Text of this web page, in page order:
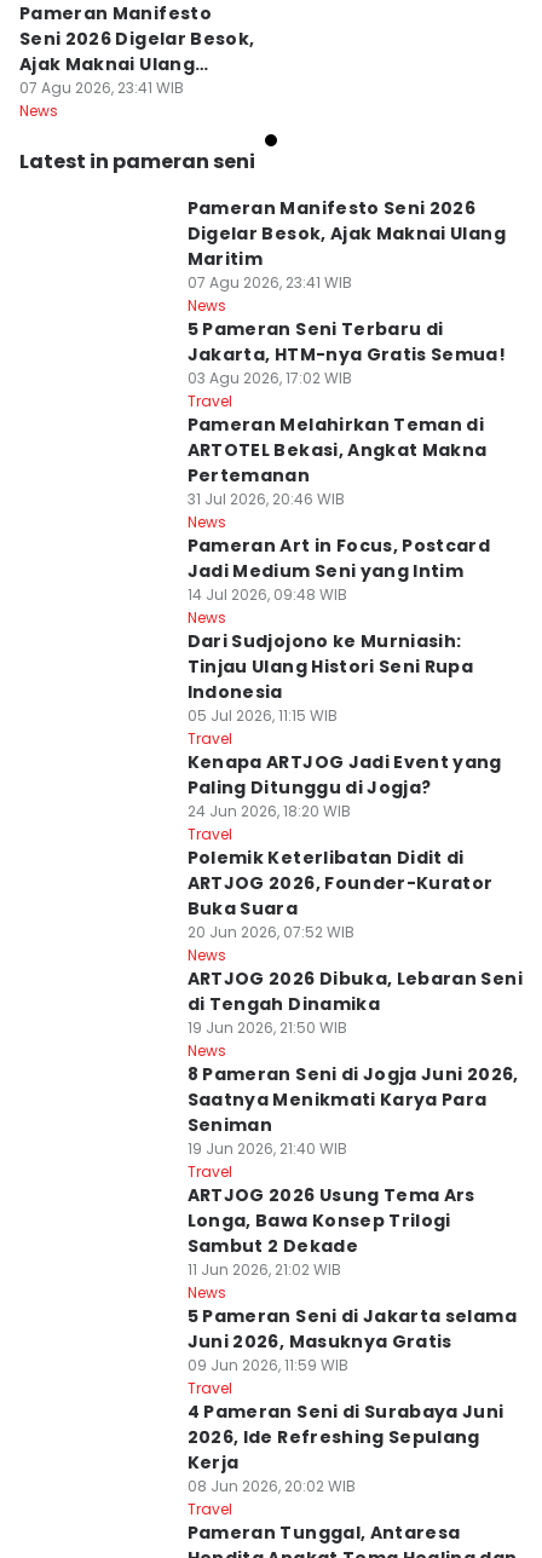
Pameran Manifesto
Seni 2026 Digelar Besok,
Ajak Maknai Ulang
Maritim
07 Agu 2026, 23:41 WIB
News
Latest in pameran seni
Pameran Manifesto Seni 2026
Digelar Besok, Ajak Maknai Ulang
Maritim
07 Agu 2026, 23:41 WIB
News
5 Pameran Seni Terbaru di
Jakarta, HTM-nya Gratis Semua!
03 Agu 2026, 17:02 WIB
Travel
Pameran Melahirkan Teman di
ARTOTEL Bekasi, Angkat Makna
Pertemanan
31 Jul 2026, 20:46 WIB
News
Pameran Art in Focus, Postcard
Jadi Medium Seni yang Intim
14 Jul 2026, 09:48 WIB
News
Dari Sudjojono ke Murniasih:
Tinjau Ulang Histori Seni Rupa
Indonesia
05 Jul 2026, 11:15 WIB
Travel
Kenapa ARTJOG Jadi Event yang
Paling Ditunggu di Jogja?
24 Jun 2026, 18:20 WIB
Travel
Polemik Keterlibatan Didit di
ARTJOG 2026, Founder-Kurator
Buka Suara
20 Jun 2026, 07:52 WIB
News
ARTJOG 2026 Dibuka, Lebaran Seni
di Tengah Dinamika
19 Jun 2026, 21:50 WIB
News
8 Pameran Seni di Jogja Juni 2026,
Saatnya Menikmati Karya Para
Seniman
19 Jun 2026, 21:40 WIB
Travel
ARTJOG 2026 Usung Tema Ars
Longa, Bawa Konsep Trilogi
Sambut 2 Dekade
11 Jun 2026, 21:02 WIB
News
5 Pameran Seni di Jakarta selama
Juni 2026, Masuknya Gratis
09 Jun 2026, 11:59 WIB
Travel
4 Pameran Seni di Surabaya Juni
2026, Ide Refreshing Sepulang
Kerja
08 Jun 2026, 20:02 WIB
Travel
Pameran Tunggal, Antaresa